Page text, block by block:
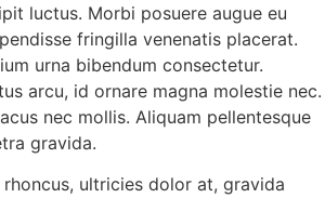
luctus. Morbi posuere augue eu
fringilla venenatis placerat.
urna bibendum consectetur.
arcu, id ornare magna molestie nec.
nec mollis. Aliquam pellentesque
gravida.
ultricies dolor at, gravida